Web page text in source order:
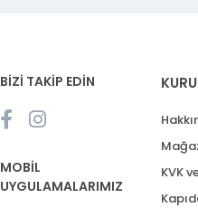
BİZİ TAKİP EDİN
MOBİL
UYGULAMALARIMIZ
KVK